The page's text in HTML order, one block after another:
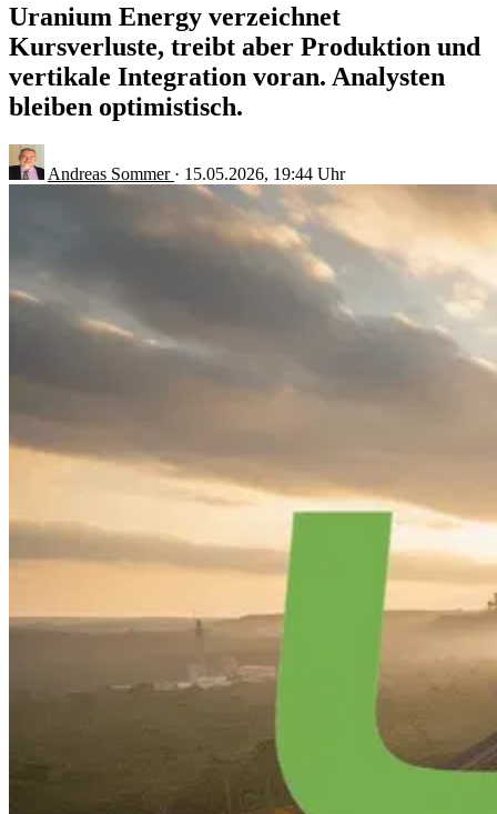
Uranium Energy verzeichnet
Kursverluste, treibt aber Produktion und
vertikale Integration voran. Analysten
bleiben optimistisch.
Andreas Sommer · 15.05.2026, 19:44 Uhr